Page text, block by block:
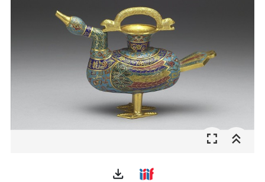
file_download